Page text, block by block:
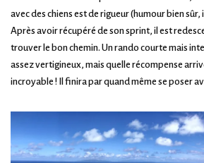
avec des chiens est de rigueur (humour bien
Après avoir récupéré de son sprint, il est
trouver le bon chemin. Un rando courte mais
assez vertigineux, mais quelle récompense
incroyable ! Il finira par quand même se poser